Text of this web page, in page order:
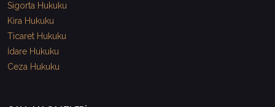
Sigorta Hukuku
Kira Hukuku
Ticaret Hukuku
İdare Hukuku
Ceza Hukuku